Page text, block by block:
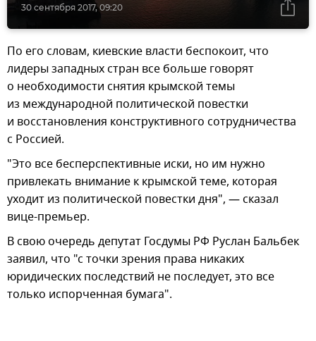
30 сентября 2017, 09:20
По его словам, киевские власти беспокоит, что
лидеры западных стран все больше говорят
о необходимости снятия крымской темы
из международной политической повестки
и восстановления конструктивного сотрудничества
с Россией.
"Это все бесперспективные иски, но им нужно
привлекать внимание к крымской теме, которая
уходит из политической повестки дня", — сказал
вице-премьер.
В свою очередь депутат Госдумы РФ Руслан Бальбек
заявил, что "с точки зрения права никаких
юридических последствий не последует, это все
только испорченная бумага".